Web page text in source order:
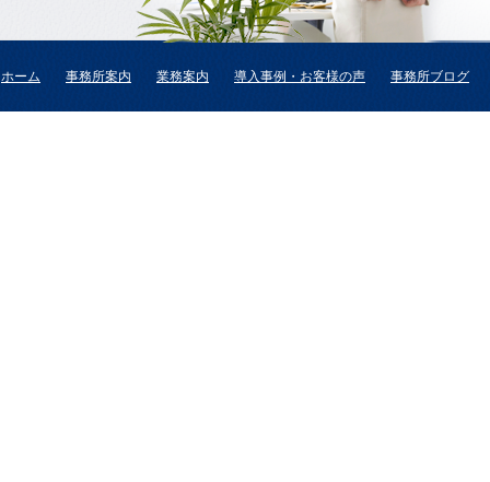
ホーム 事務所案内 業務案内 導入事例・お客様の声 事務所ブログ